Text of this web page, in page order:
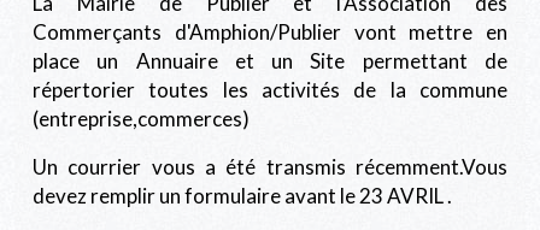
Commerçants d'Amphion/Publier vont mettre en
place un Annuaire et un Site permettant de
répertorier toutes les activités de la commune
(entreprise,commerces)
Un courrier vous a été transmis récemment.Vous
devez remplir un formulaire avant le 23 AVRIL .